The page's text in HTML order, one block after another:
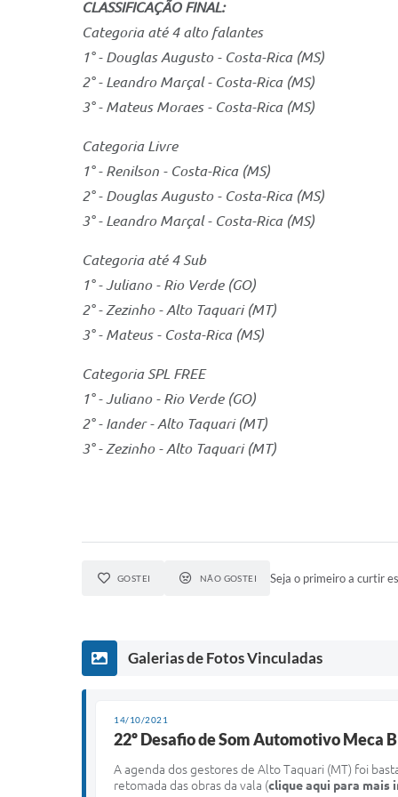
CLASSIFICAÇÃO FINAL:
Categoria até 4 alto falantes
1° - Douglas Augusto - Costa-Rica (MS)
2° - Leandro Marçal - Costa-Rica (MS)
3° - Mateus Moraes - Costa-Rica (MS)
Categoria Livre
1° - Renilson - Costa-Rica (MS)
2° - Douglas Augusto - Costa-Rica (MS)
3° - Leandro Marçal - Costa-Rica (MS)
Categoria até 4 Sub
1° - Juliano - Rio Verde (GO)
2° - Zezinho - Alto Taquari (MT)
3° - Mateus - Costa-Rica (MS)
Categoria SPL FREE
1° - Juliano - Rio Verde (GO)
2° - Iander - Alto Taquari (MT)
3° - Zezinho - Alto Taquari (MT)
GOSTEI NÃO GOSTEI Seja o primeiro a curtir
Galerias de Fotos Vinculadas
14/10/2021
22º Desafio de Som Automotivo Meca
A agenda dos gestores de Alto Taquari (MT) foi
retomada das obras da vala (clique aqui para mais